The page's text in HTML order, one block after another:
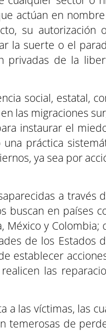
actúan en
su autorización
la suerte o el
privadas de la
social, estatal,
las migraciones
instaurar el
práctica
ya sea por
a través
buscan en países
México y Colombia;
de los Estados
establecer
las
a las víctimas, las
temerosas de